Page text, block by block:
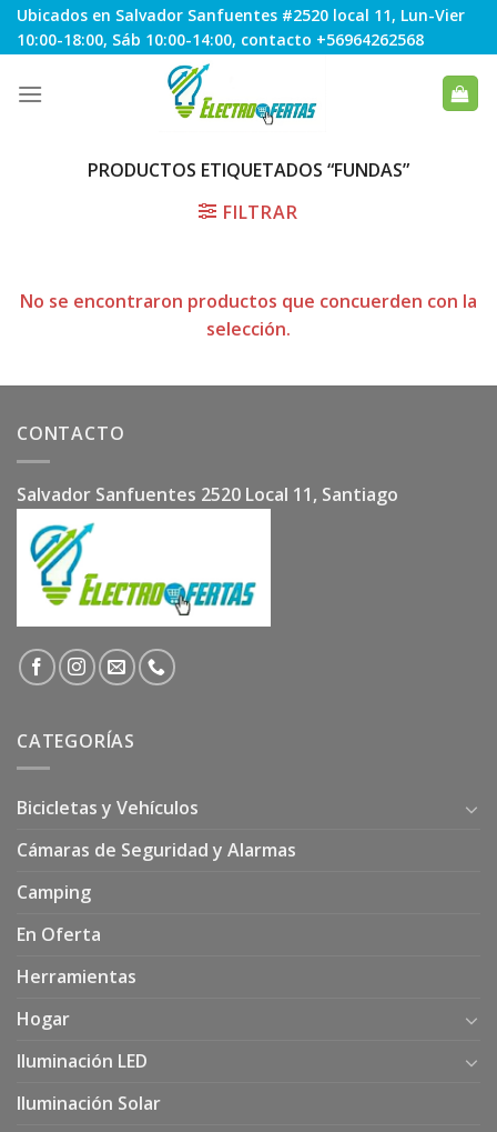
Skip
to
Ubicados en Salvador Sanfuentes #2520 local 11, Lun-Vier
10:00-18:00, Sáb 10:00-14:00, contacto +56964262568
PRODUCTOS ETIQUETADOS “FUNDAS”
FILTRAR
No se encontraron productos que concuerden con la
selección.
CONTACTO
Salvador Sanfuentes 2520 Local 11, Santiago
CATEGORÍAS
Bicicletas y Vehículos
Cámaras de Seguridad y Alarmas
Camping
En Oferta
Herramientas
Hogar
Iluminación LED
Iluminación Solar